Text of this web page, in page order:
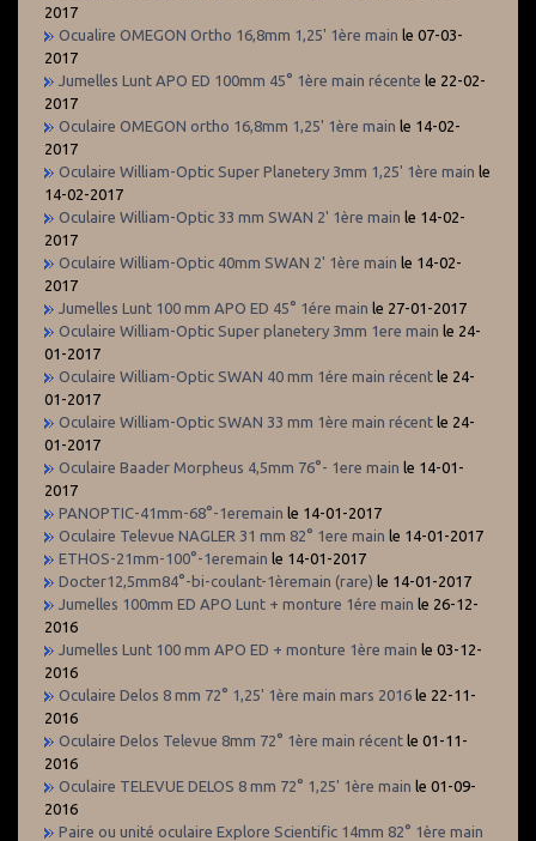
2017
Ocualire OMEGON Ortho 16,8mm 1,25' 1ère main le 07-03-
2017
Jumelles Lunt APO ED 100mm 45° 1ère main récente le 22-02-
2017
Oculaire OMEGON ortho 16,8mm 1,25' 1ère main le 14-02-
2017
Oculaire William-Optic Super Planetery 3mm 1,25' 1ère main le
14-02-2017
Oculaire William-Optic 33 mm SWAN 2' 1ère main le 14-02-
2017
Oculaire William-Optic 40mm SWAN 2' 1ère main le 14-02-
2017
Jumelles Lunt 100 mm APO ED 45° 1ére main le 27-01-2017
Oculaire William-Optic Super planetery 3mm 1ere main le 24-
01-2017
Oculaire William-Optic SWAN 40 mm 1ére main récent le 24-
01-2017
Oculaire William-Optic SWAN 33 mm 1ère main récent le 24-
01-2017
Oculaire Baader Morpheus 4,5mm 76°- 1ere main le 14-01-
2017
PANOPTIC-41mm-68°-1eremain le 14-01-2017
Oculaire Televue NAGLER 31 mm 82° 1ere main le 14-01-2017
ETHOS-21mm-100°-1eremain le 14-01-2017
Docter12,5mm84°-bi-coulant-1èremain (rare) le 14-01-2017
Jumelles 100mm ED APO Lunt + monture 1ére main le 26-12-
2016
Jumelles Lunt 100 mm APO ED + monture 1ère main le 03-12-
2016
Oculaire Delos 8 mm 72° 1,25' 1ère main mars 2016 le 22-11-
2016
Oculaire Delos Televue 8mm 72° 1ère main récent le 01-11-
2016
Oculaire TELEVUE DELOS 8 mm 72° 1,25' 1ère main le 01-09-
2016
Paire ou unité oculaire Explore Scientific 14mm 82° 1ère main